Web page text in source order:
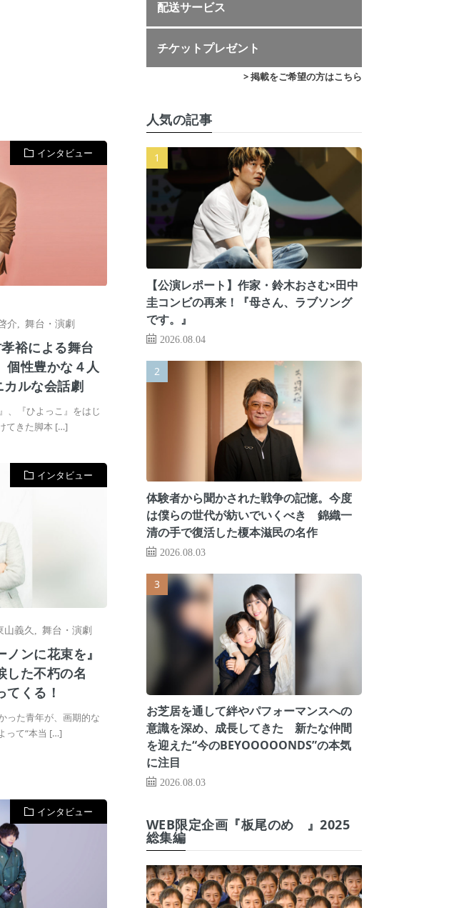
インタビュー
介 ,舞台・演劇
裕による舞台
性豊かな４人
ルな会話劇
、『ひよっこ』をはじ
てきた脚本 […]
インタビュー
山義久 ,舞台・演劇
ンに花束を』
た不朽の名
くる！
った青年が、画期的な
って“本当 […]
インタビュー
配送サービス
チケットプレゼント
> 掲載をご希望の方はこちら
人気の記事
【公演レポート】作家・鈴木おさむ×田中
圭コンビの再来！『母さん、ラブソング
です。』
2026.08.04
体験者から聞かされた戦争の記憶。今度
は僕らの世代が紡いでいくべき 錦織一
清の手で復活した榎本滋民の名作
2026.08.03
お芝居を通して絆やパフォーマンスへの
意識を深め、成長してきた 新たな仲間
を迎えた“今のBEYOOOOONDS”の本気
に注目
2026.08.03
WEB限定企画『板尾のめ゙』2025
総集編